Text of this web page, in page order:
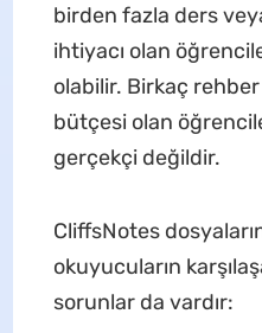
birden fazla ders
ihtiyacı olan
olabilir. Birkaç rehber
bütçesi olan
gerçekçi değildir.
CliffsNotes
okuyucuların
sorunlar da vardır: